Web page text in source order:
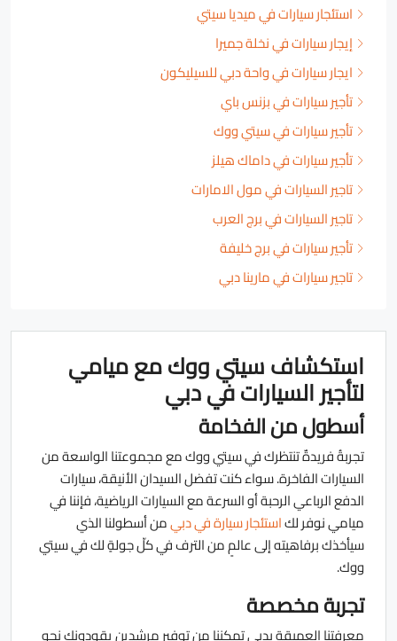
استئجار سيارات في ميديا سيتي
إيجار سيارات في نخلة جميرا
ايجار سيارات في واحة دبي للسيليكون
تأجير سيارات في بزنس باي
تأجير سيارات في سيتي ووك
تأجير سيارات في داماك هيلز
تاجير السيارات في مول الامارات
تاجير السيارات في برج العرب
تأجير سيارات في برج خليفة
تاجير سيارات في مارينا دبي
استكشاف سيتي ووك مع ميامي
لتأجير السيارات في دبي
أسطول من الفخامة
تجربةُ فريدةٌ تنتظرك في سيتي ووك مع مجموعتنا الواسعة من
السيارات الفاخرة. سواء كنت تفضل السيدان الأنيقة، سيارات
الدفع الرباعي الرحبة أو السرعة مع السيارات الرياضية، فإننا في
ميامي نوفر لكاستئجار سيارة في دبيمن أسطولنا الذي
سيأخذك برفاهيته إلى عالمٍ من الترف في كلّ جولةٍ لك في سيتي
ووك.
تجربة مخصصة
معرفتنا العميقة بدبي تمكننا من توفير مرشدين يقودونك نحو